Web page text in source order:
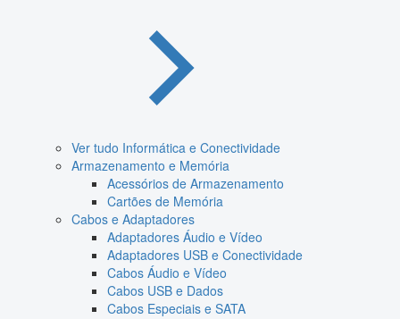
Ver tudo Informática e Conectividade
Armazenamento e Memória
Acessórios de Armazenamento
Cartões de Memória
Cabos e Adaptadores
Adaptadores Áudio e Vídeo
Adaptadores USB e Conectividade
Cabos Áudio e Vídeo
Cabos USB e Dados
Cabos Especiais e SATA